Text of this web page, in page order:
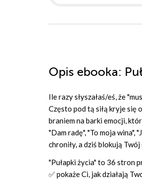
Opis ebooka:
Ile razy słyszałaś/eś, że
Często pod tą siłą kryje się
braniem na barki emocji,
"Dam radę", "To moja wina",
chroniły, a dziś blokują
"Pułapki życia" to 36 stron
✅ pokaże Ci, jak działają